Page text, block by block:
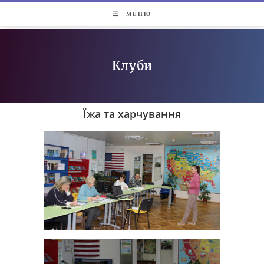
МЕНЮ
Клуби
Їжа та харчування